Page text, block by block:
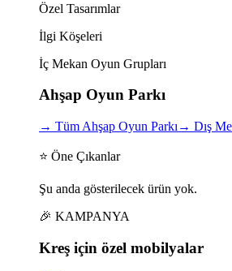
Özel Tasarımlar
İlgi Köşeleri
İç Mekan Oyun Grupları
Ahşap Oyun Parkı
→ Tüm Ahşap Oyun Parkı → Dış
⭐ Öne Çıkanlar
Şu anda gösterilecek ürün yok.
🎉 KAMPANYA
Kreş için özel mobilyalar